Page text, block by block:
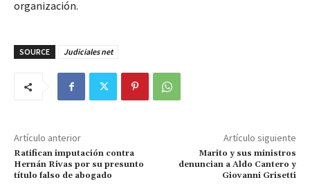
organización.
SOURCE Judiciales net
Artículo anterior
Ratifican imputación contra
Hernán Rivas por su presunto
título falso de abogado
Artículo siguiente
Marito y sus ministros
denuncian a Aldo Cantero y
Giovanni Grisetti